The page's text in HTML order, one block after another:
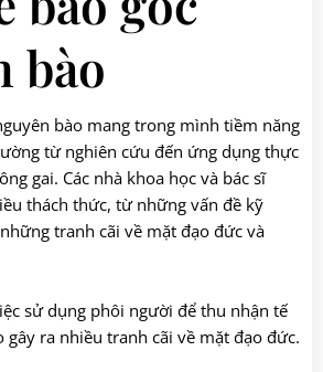
bào
bào mang trong mình tiềm năng
từ nghiên cứu đến ứng dụng thực
gai. Các nhà khoa học và bác sĩ
thách thức, từ những vấn đề kỹ
tranh cãi về mặt đạo đức và
sử dụng phôi người để thu nhận tế
gây ra nhiều tranh cãi về mặt đạo đức.